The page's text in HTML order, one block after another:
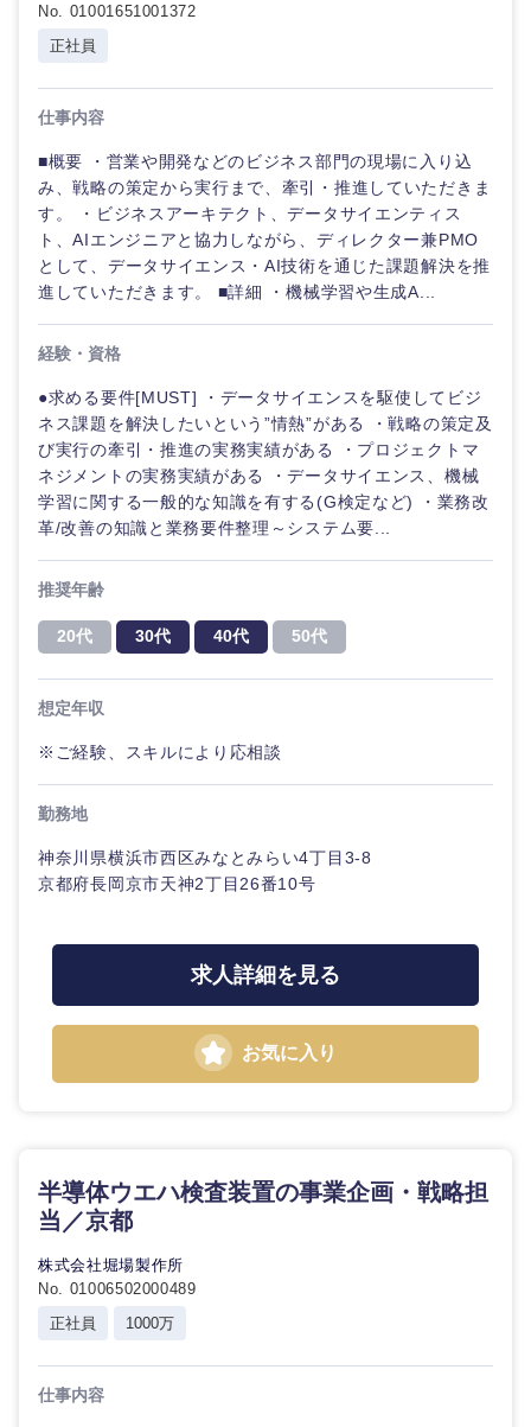
選択する
選択する
選択する
選択する
No. 01001651001372
正社員
仕事内容
■概要 ・営業や開発などのビジネス部門の現場に入り込
み、戦略の策定から実行まで、牽引・推進していただきま
す。 ・ビジネスアーキテクト、データサイエンティス
ト、AIエンジニアと協力しながら、ディレクター兼PMO
として、データサイエンス・AI技術を通じた課題解決を推
進していただきます。 ■詳細 ・機械学習や生成A...
経験・資格
●求める要件[MUST] ・データサイエンスを駆使してビジ
ネス課題を解決したいという”情熱”がある ・戦略の策定及
び実行の牽引・推進の実務実績がある ・プロジェクトマ
ネジメントの実務実績がある ・データサイエンス、機械
学習に関する一般的な知識を有する(G検定など) ・業務改
革/改善の知識と業務要件整理～システム要...
推奨年齢
20代 30代 40代 50代
想定年収
※ご経験、スキルにより応相談
勤務地
神奈川県横浜市西区みなとみらい4丁目3-8
京都府長岡京市天神2丁目26番10号
求人詳細を見る
お気に入り
半導体ウエハ検査装置の事業企画・戦略担
当／京都
株式会社堀場製作所
No. 01006502000489
正社員
1000万
仕事内容